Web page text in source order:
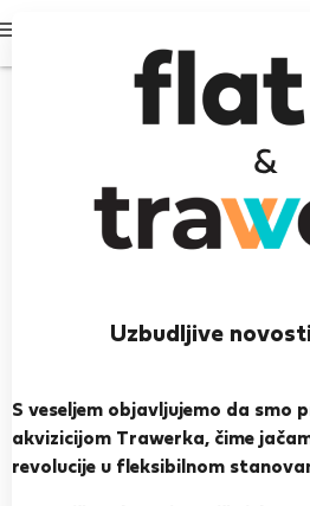
Uzbudljive
S veseljem objavljujemo da smo
akvizicijom Trawerka, čime
revolucije u fleksibilnom
Mislav
Kaštel
PRIKAŽI